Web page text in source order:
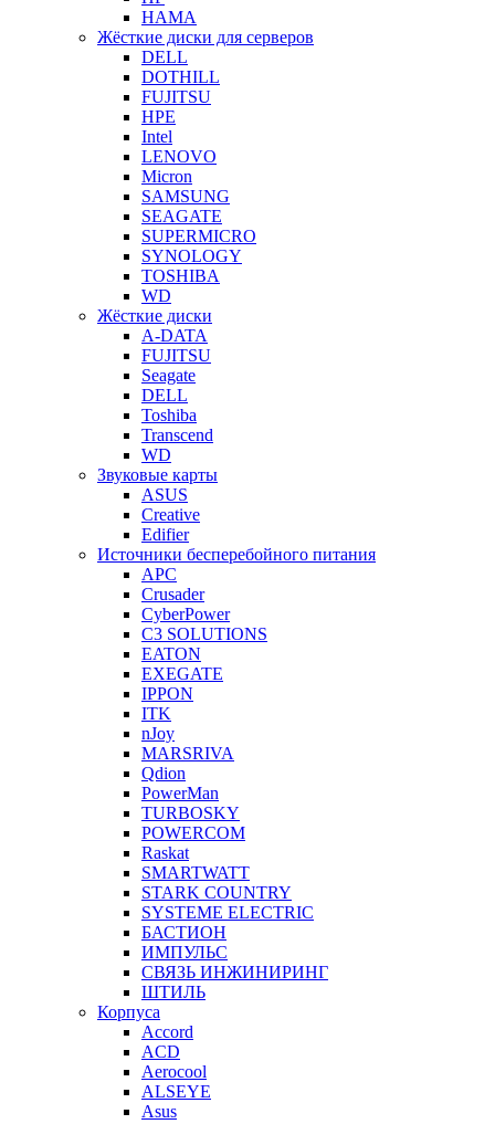
HAMA
Жёсткие диски для серверов
DELL
DOTHILL
FUJITSU
HPE
Intel
LENOVO
Micron
SAMSUNG
SEAGATE
SUPERMICRO
SYNOLOGY
TOSHIBA
WD
Жёсткие диски
A-DATA
FUJITSU
Seagate
DELL
Toshiba
Transcend
WD
Звуковые карты
ASUS
Creative
Edifier
Источники бесперебойного питания
APC
Crusader
CyberPower
C3 SOLUTIONS
EATON
EXEGATE
IPPON
ITK
nJoy
MARSRIVA
Qdion
PowerMan
TURBOSKY
POWERCOM
Raskat
SMARTWATT
STARK COUNTRY
SYSTEME ELECTRIC
БАСТИОН
ИМПУЛЬС
СВЯЗЬ ИНЖИНИРИНГ
ШТИЛЬ
Корпуса
Accord
ACD
Aerocool
ALSEYE
Asus